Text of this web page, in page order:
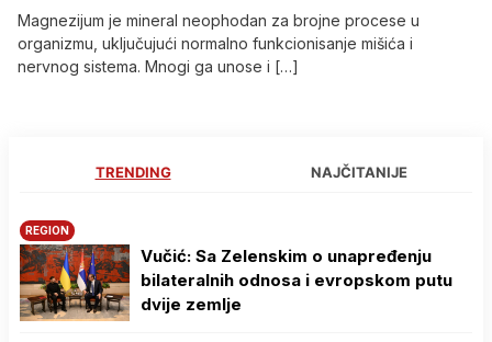
Magnezijum je mineral neophodan za brojne procese u
organizmu, uključujući normalno funkcionisanje mišića i
nervnog sistema. Mnogi ga unose i […]
TRENDING NAJČITANIJE
REGION
Vučić: Sa Zelenskim o unapređenju
bilateralnih odnosa i evropskom putu
dvije zemlje